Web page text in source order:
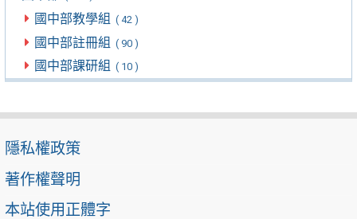
國中部教學組 ( 42 )
國中部註冊組 ( 90 )
國中部課研組 ( 10 )
隱私權政策
著作權聲明
本站使用正體字